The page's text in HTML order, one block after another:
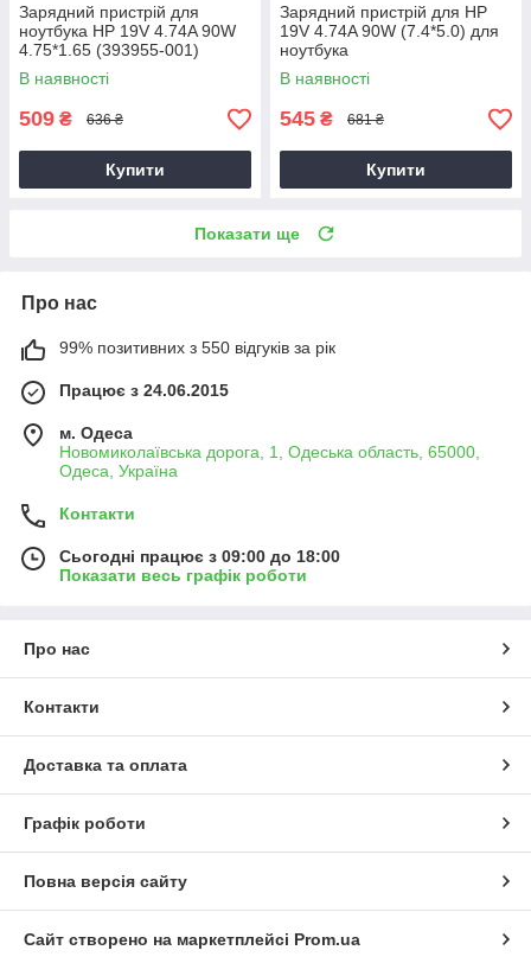
Зарядний пристрій для
ноутбука HP 19V 4.74A 90W
4.75*1.65 (393955-001)
В наявності
509 ₴ 636 ₴
Купити
Зарядний пристрій для HP
19V 4.74A 90W (7.4*5.0) для
ноутбука
В наявності
545 ₴ 681 ₴
Купити
Показати ще
Про нас
99% позитивних з 550 відгуків за рік
Працює з 24.06.2015
м. Одеса
Новомиколаївська дорога, 1, Одеська область, 65000,
Одеса, Україна
Контакти
Сьогодні працює з 09:00 до 18:00
Показати весь графік роботи
Про нас
Контакти
Доставка та оплата
Графік роботи
Повна версія сайту
Сайт створено на маркетплейсі Prom.ua